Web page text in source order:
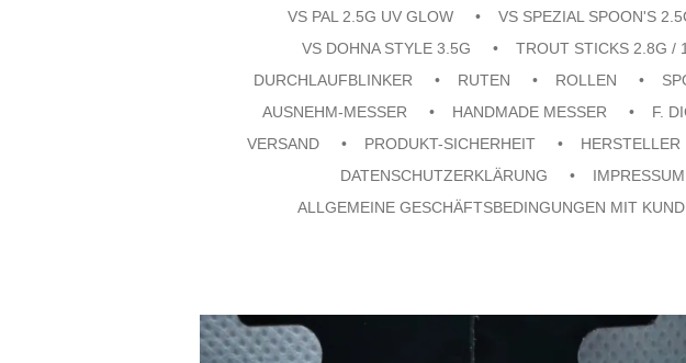
VS PAL 2.5G UV GLOW
VS SPEZIAL SPOON'S
VS DOHNA STYLE 3.5G
TROUT STICKS 2.8G /
DURCHLAUFBLINKER
RUTEN ROLLEN
AUSNEHM-MESSER
HANDMADE MESSER F.
VERSAND
PRODUKT-SICHERHEIT HERSTELLER
DATENSCHUTZERKLÄRUNG
IMPRESSUM
ALLGEMEINE GESCHÄFTSBEDINGUNGEN MIT